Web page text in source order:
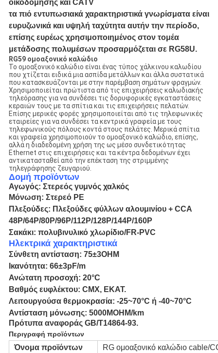
οικοδόμησης και CATV
τα πιό εντυπωσιακά χαρακτηριστικά γνωρίσματα είναι
ευρυζωνικά και υψηλή ταχύτητα αυτήν την περίοδο,
επίσης ευρέως χρησιμοποιημένος στον τομέα
μετάδοσης πολυμέσων προσαρμόζεται σε RG58U.
RG59 ομοαξονικό καλώδιο
Το ομοαξονικό καλώδιο είναι ένας τύπος χάλκινου καλωδίου
που χτίζεται ειδικά μια ασπίδα μετάλλων και άλλα συστατικά
που κατασκευάζονται με στην παρέμβαση σημάτων φραγμών.
Χρησιμοποιείται πρώτιστα από τις επιχειρήσεις καλωδιακής
τηλεόρασης για να συνδέσει τις δορυφορικές εγκαταστάσεις
κεραιών τους με τα σπίτια και τις επιχειρήσεις πελατών.
Επίσης μερικές φορές χρησιμοποιείται από τις τηλεφωνικές
εταιρείες για να συνδέσει τα κεντρικά γραφεία με τους
τηλεφωνικούς πόλους κοντά στους πελάτες. Μερικά σπίτια
και γραφεία χρησιμοποιούν το ομοαξονικό καλώδιο, επίσης,
αλλά η διαδεδομένη χρήση της ως μέσο συνδετικότητας
Ethernet στις επιχειρήσεις και τα κέντρα δεδομένων έχει
αντικατασταθεί από την επέκταση της στριμμένης
τηλεγράφησης ζευγαριού.
Δομή προϊόντων
Αγωγός: Στερεός γυμνός χαλκός
Μόνωση: Στερεό PE
Πλεξούδες: Πλεξούδες φύλλων αλουμινίου+ CCA
48P/64P/80P/96P/112P/128P/144P/160P
Σακάκι: πολυβινυλικό χλωρίδιο/FR-PVC
Ηλεκτρικά χαρακτηριστικά
Σύνθετη αντίσταση: 75±3OHM
Ικανότητα: 66±3pF/m
Ανώτατη προσοχή: 20°C
Βαθμός ευφλέκτου: CMX, ΕΚΑΤ.
Λειτουργούσα θερμοκρασία: -25~70°C ή -40~70°C
Αντίσταση μόνωσης: 5000MOHM/km
Πρότυπα αναφοράς GB/T14864-93.
Περιγραφή προϊόντων
Όνομα προϊόντων RG ομοαξονικό καλώδιο cable/